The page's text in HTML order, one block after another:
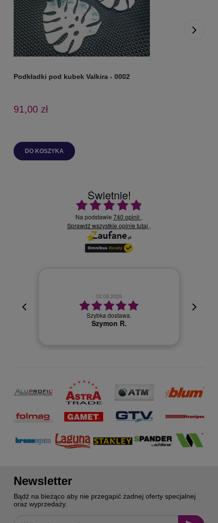
Podkładki pod kubek Valkira - 0002
91,00 zł
DO KOSZYKA
Świetnie!
Ocena średnia 4.9 na 5
Na podstawie 740 opinii .
Sprawdź wszystkie opinie tutaj .
02.08.2026
Szybka dostawa.
Szymon R.
Newsletter
Bądź na bieżąco aby nie przegapić żadnej oferty specjalnej
oraz wyprzedaży.